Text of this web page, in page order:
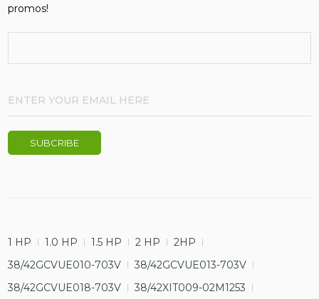
promos!
1 HP 1.0 HP 1.5 HP 2 HP
2HP
38/42GCVUE010-703V
38/42GCVUE013-703V
38/42GCVUE018-703V
38/42XIT009-02M1253